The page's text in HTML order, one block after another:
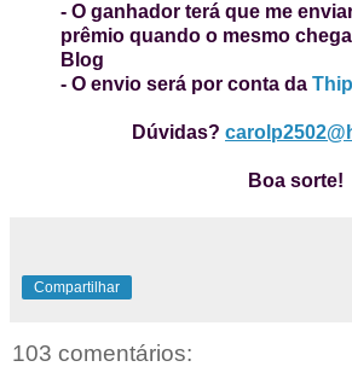
- O ganhador terá que me
prêmio quando o mesmo
Blog
- O envio será por conta da
Dúvidas?
Boa sorte!
Compartilhar
103 comentários: